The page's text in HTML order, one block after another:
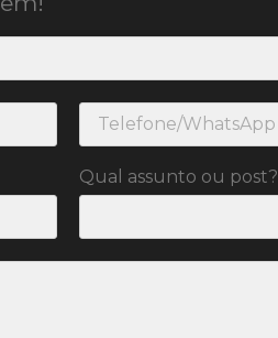
Qual assunto ou post?